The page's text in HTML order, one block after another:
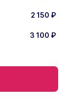
2 150 ₽
3 100 ₽